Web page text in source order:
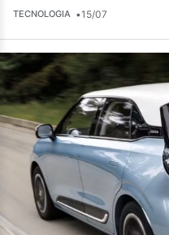
TECNOLOGIA •15/07